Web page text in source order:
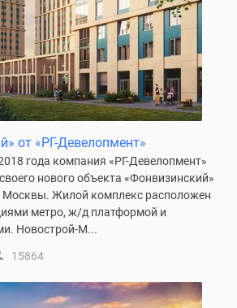
от «РГ-Девелопмент»
года компания «РГ-Девелопмент»
нового объекта «Фонвизинский»
Москвы. Жилой комплекс расположен
метро, ж/д платформой и
Новострой-М...
15864